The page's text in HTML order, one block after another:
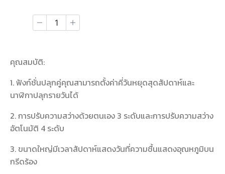
คุณสมบัติ:
1. ฟังก์ชั่นปลุกคู่คุณสามารถตั้งค่าคี่วันหยุดสุดสัปดาห์และ
นาฬิกาปลุกรายวันได้
2. การปรับความสว่างด้วยตนเอง 3 ระดับและการปรับความสว่าง
อัตโนมัติ 4 ระดับ
3. ขนาดใหญ่มีเวลาสัปดาห์แสดงวันที่ความชื้นแสดงอุณหภูมิบน
กรีดร้อง